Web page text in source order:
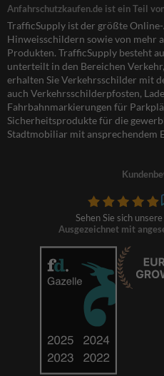
Anfahrschutzkaufen.de ist ein Teil
TrafficSupply ist der größte
Hinweisschildern sowie von mehr
Produkten. TrafficSupply besteht
unterteilt in den Bereichen
erhalten Sie Verkehrsschilder mit
auch Verkehrsschilderpfosten,
Fahrbahnmarkierungen für
Sicherheitsprodukte für die
Stadtmobiliar mit ansprechendem
Sehen Sie sich unsere
Ausgezeichnet mit